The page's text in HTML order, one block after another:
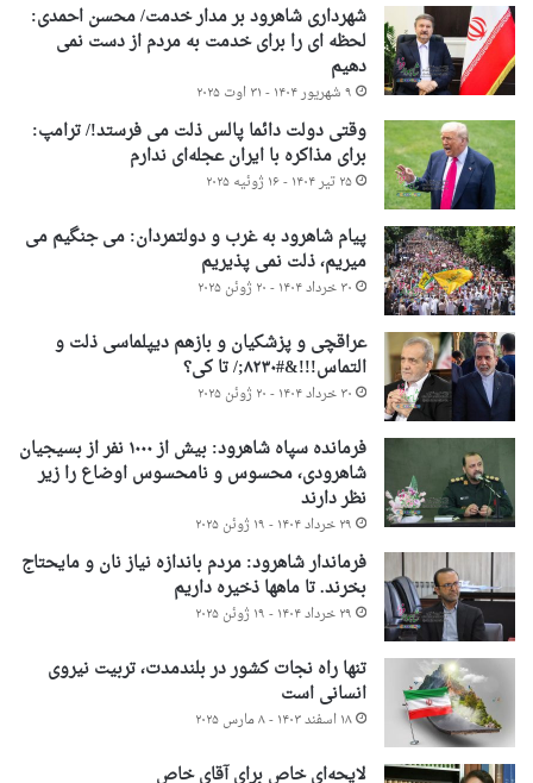
شهرداری شاهرود بر مدار خدمت/ محسن احمدی:
لحظه ای را برای خدمت به مردم از دست نمی
دهیم
۹ شهریور ۱۴۰۴ - ۳۱ اوت ۲۰۲۵
وقتی دولت دائما پالس ذلت می فرستد!/ ترامپ:
برای مذاکره با ایران عجله‌ای ندارم
۲۵ تیر ۱۴۰۴ - ۱۶ ژوئیه ۲۰۲۵
پیام شاهرود به غرب و دولتمردان: می جنگیم می
میریم، ذلت نمی پذیریم
۳۰ خرداد ۱۴۰۴ - ۲۰ ژوئن ۲۰۲۵
عراقچی و پزشکیان و بازهم دیپلماسی ذلت و
التماس!!!&#۸۲۳۰;/ تا کی؟
۳۰ خرداد ۱۴۰۴ - ۲۰ ژوئن ۲۰۲۵
فرمانده سپاه شاهرود: بیش از ۱۰۰۰ نفر از بسیجیان
شاهرودی، محسوس و نامحسوس اوضاع را زیر
نظر دارند
۲۹ خرداد ۱۴۰۴ - ۱۹ ژوئن ۲۰۲۵
فرماندار شاهرود: مردم باندازه نیاز نان و مایحتاج
بخرند. تا ماهها ذخیره داریم
۲۹ خرداد ۱۴۰۴ - ۱۹ ژوئن ۲۰۲۵
تنها راه نجات کشور در بلندمدت، تربیت نیروی
انسانی است
۱۸ اسفند ۱۴۰۳ - ۸ مارس ۲۰۲۵
لایحه‌ای خاص برای آقای خاص